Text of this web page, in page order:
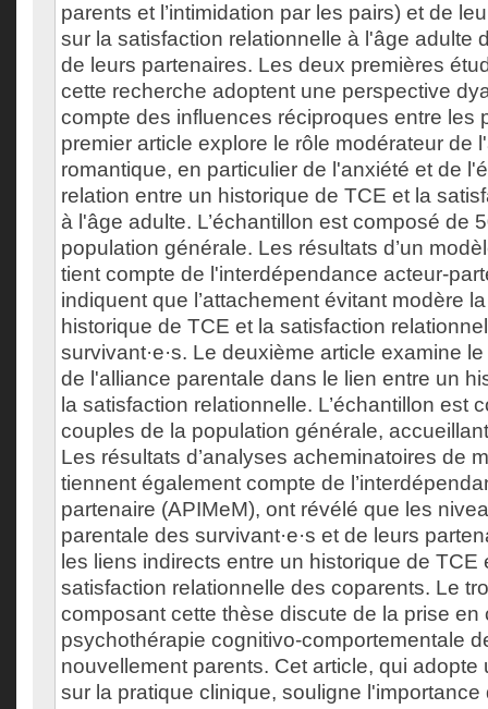
parents et l’intimidation par les pairs) et de
sur la satisfaction relationnelle à l'âge adulte
de leurs partenaires. Les deux premières
cette recherche adoptent une perspective
compte des influences réciproques entre les
premier article explore le rôle modérateur de
romantique, en particulier de l'anxiété et de
relation entre un historique de TCE et la
à l'âge adulte. L’échantillon est composé de
population générale. Les résultats d’un
tient compte de l'interdépendance acteur-
indiquent que l’attachement évitant modère
historique de TCE et la satisfaction
survivant·e·s. Le deuxième article examine
de l'alliance parentale dans le lien entre un
la satisfaction relationnelle. L’échantillon est
couples de la population générale,
Les résultats d’analyses acheminatoires de
tiennent également compte de
partenaire (APIMeM), ont révélé que les
parentale des survivant·e·s et de leurs
les liens indirects entre un historique de TCE
satisfaction relationnelle des coparents. Le
composant cette thèse discute de la prise en
psychothérapie cognitivo-comportementale
nouvellement parents. Cet article, qui adopte
sur la pratique clinique, souligne l'importance